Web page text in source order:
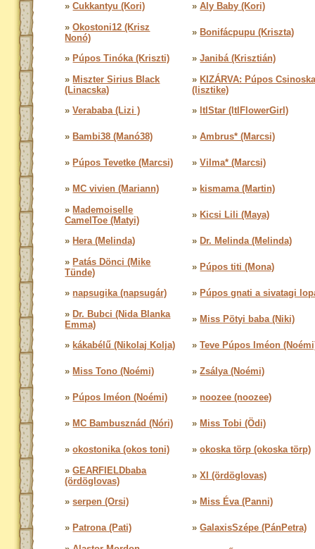
»Cukkantyu (Kori) »Aly Baby (Kori)
»Okostoni12 (Krisz
Nonó)
» Bonifácpupu (Kriszta)
» Púpos Tinóka (Kriszti) »Janibá (Krisztián)
» Miszter Sirius Black
(Linacska)
» KIZÁRVA: Púpos
(lisztike)
»Verababa (Lizi ) » ltlStar (ltlFlowerGirl)
» Bambi38 (Manó38) »Ambrus* (Marcsi)
» Púpos Tevetke (Marcsi) »Vilma* (Marcsi)
» MC vivien (Mariann) » kismama (Martin)
» Mademoiselle
CamelToe (Matyi)
» Kicsi Lili (Maya)
» Hera (Melinda) » Dr. Melinda (Melinda)
» Patás Dönci (Mike
Tünde)
» Púpos titi (Mona)
» napsugika (napsugár) » Púpos gnati a sivatagi
» Dr. Bubci (Nida Blanka
Emma)
» Miss Pötyi baba (Niki)
» kákabélű (Nikolaj Kolja) »Teve Púpos Iméon
» Miss Tono (Noémi) »Zsálya (Noémi)
» Púpos Iméon (Noémi) » noozee (noozee)
» MC Bambusznád (Nóri) » Miss Tobi (Ödi)
»okostonika (okos toni) »okoska törp (okoska törp)
»GEARFIELDbaba
(ördöglovas)
»XI (ördöglovas)
»serpen (Orsi) » Miss Éva (Panni)
» Patrona (Pati) »GalaxisSzépe (PánPetra)